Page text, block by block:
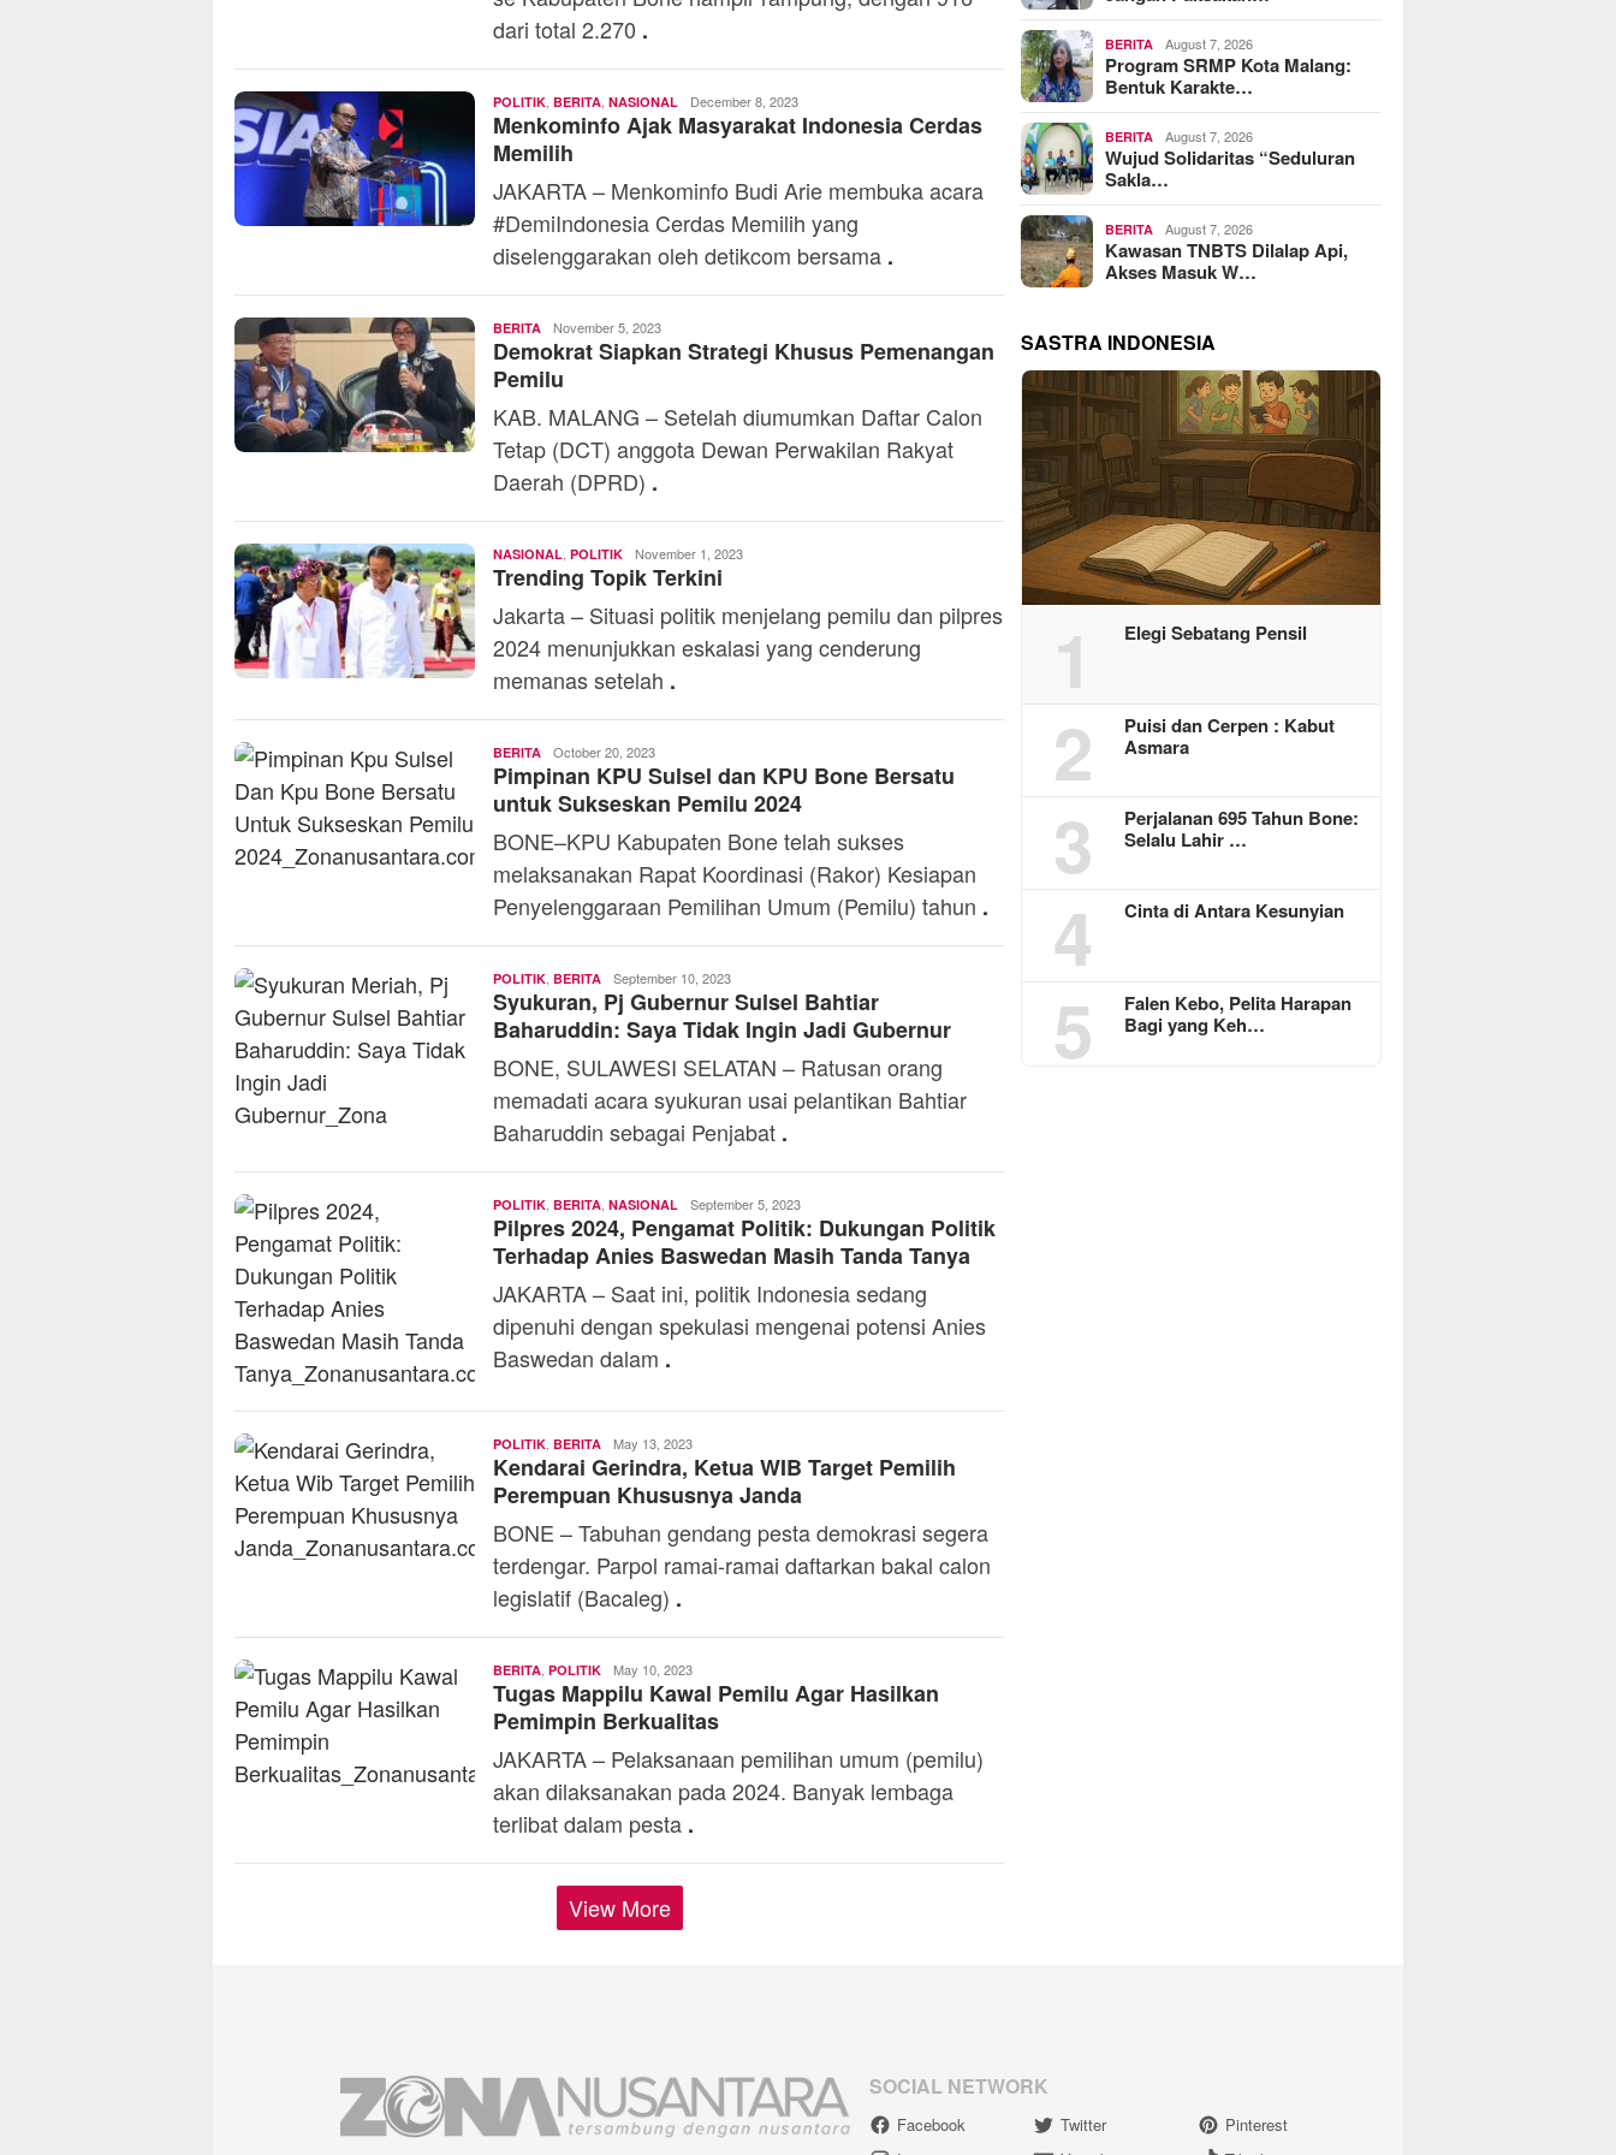
dari total 2.270 .
POLITIK, BERITA, NASIONAL Andi
Mardana
December 8, 2023
Menkominfo Ajak Masyarakat Indonesia Cerdas
Memilih
JAKARTA – Menkominfo Budi Arie membuka acara
#DemiIndonesia Cerdas Memilih yang
diselenggarakan oleh detikcom bersama .
BERITA Toski
Dermaleksana
November 5, 2023
Demokrat Siapkan Strategi Khusus Pemenangan
Pemilu
KAB. MALANG – Setelah diumumkan Daftar Calon
Tetap (DCT) anggota Dewan Perwakilan Rakyat
Daerah (DPRD) .
NASIONAL, POLITIK Yosef
Naiobe
November 1, 2023
Trending Topik Terkini
Jakarta – Situasi politik menjelang pemilu dan pilpres
2024 menunjukkan eskalasi yang cenderung
memanas setelah .
BERITA Admin
October 20, 2023
Pimpinan KPU Sulsel dan KPU Bone Bersatu
untuk Sukseskan Pemilu 2024
BONE–KPU Kabupaten Bone telah sukses
melaksanakan Rapat Koordinasi (Rakor) Kesiapan
Penyelenggaraan Pemilihan Umum (Pemilu) tahun .
POLITIK, BERITA Andi
Mardana
September 10, 2023
Syukuran, Pj Gubernur Sulsel Bahtiar
Baharuddin: Saya Tidak Ingin Jadi Gubernur
BONE, SULAWESI SELATAN – Ratusan orang
memadati acara syukuran usai pelantikan Bahtiar
Baharuddin sebagai Penjabat .
POLITIK, BERITA, NASIONAL Andi
Mardana
September 5, 2023
Pilpres 2024, Pengamat Politik: Dukungan Politik
Terhadap Anies Baswedan Masih Tanda Tanya
JAKARTA – Saat ini, politik Indonesia sedang
dipenuhi dengan spekulasi mengenai potensi Anies
Baswedan dalam .
POLITIK, BERITA Andi
Mardana
May 13, 2023
Kendarai Gerindra, Ketua WIB Target Pemilih
Perempuan Khususnya Janda
BONE – Tabuhan gendang pesta demokrasi segera
terdengar. Parpol ramai-ramai daftarkan bakal calon
legislatif (Bacaleg) .
BERITA, POLITIK Toski
Dermaleksana
May 10, 2023
Tugas Mappilu Kawal Pemilu Agar Hasilkan
Pemimpin Berkualitas
JAKARTA – Pelaksanaan pemilihan umum (pemilu)
akan dilaksanakan pada 2024. Banyak lembaga
terlibat dalam pesta .
View More
BERITA August 7, 2026
Program SRMP Kota Malang:
Bentuk Karakte…
BERITA August 7, 2026
Wujud Solidaritas “Seduluran
Sakla…
BERITA August 7, 2026
Kawasan TNBTS Dilalap Api,
Akses Masuk W…
SASTRA INDONESIA
1 Elegi Sebatang Pensil
2
Puisi dan Cerpen : Kabut
Asmara
3
Perjalanan 695 Tahun Bone:
Selalu Lahir …
4 Cinta di Antara Kesunyian
5
Falen Kebo, Pelita Harapan
Bagi yang Keh…
SOCIAL NETWORK
Facebook Twitter
Pinterest